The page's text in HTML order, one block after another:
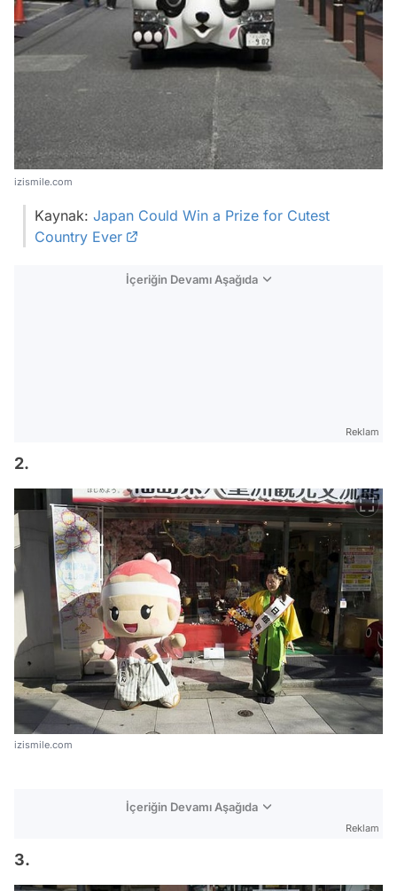
izismile.com
Kaynak: Japan Could Win a Prize for Cutest
Country Ever
İçeriğin Devamı Aşağıda
Reklam
2.
izismile.com
İçeriğin Devamı Aşağıda
Reklam
3.